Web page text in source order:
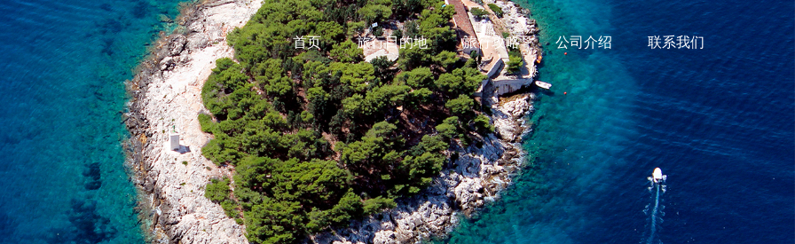
首页 旅行目的地 旅行攻略 公司介绍 联系我们